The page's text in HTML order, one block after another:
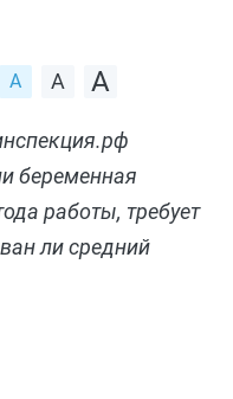
беременная
работы, требует
ли средний